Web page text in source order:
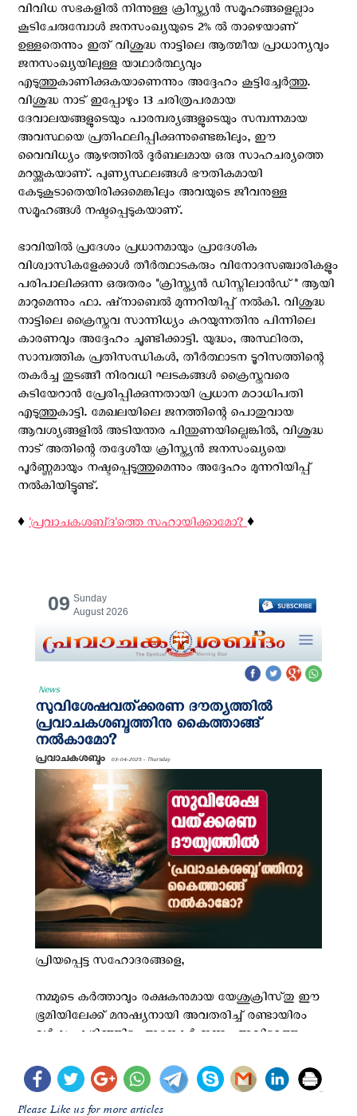
വിവിധ സഭകളില്‍ നിന്നുള്ള ക്രിസ്ത്യൻ സമൂഹങ്ങളെല്ലാം
കൂടിചേരുമ്പോള്‍ ജനസംഖ്യയുടെ 2% ൽ താഴെയാണ്
ഉള്ളതെന്നും ഇത് വിശുദ്ധ നാട്ടിലെ ആത്മീയ പ്രാധാന്യവും
ജനസംഖ്യയിലുള്ള യാഥാർത്ഥ്യവും
എടുത്തുകാണിക്കുകയാണെന്നും അദ്ദേഹം കൂട്ടിച്ചേര്‍ത്തു.
വിശുദ്ധ നാട് ഇപ്പോഴും 13 ചരിത്രപരമായ
ദേവാലയങ്ങളുടെയും പാരമ്പര്യങ്ങളുടെയും സമ്പന്നമായ
അവസ്ഥയെ പ്രതിഫലിപ്പിക്കുന്നുണ്ടെങ്കിലും, ഈ
വൈവിധ്യം ആഴത്തിൽ ദുർബലമായ ഒരു സാഹചര്യത്തെ
മറയ്ക്കുകയാണ്. പുണ്യസ്ഥലങ്ങൾ ഭൗതികമായി
കേടുകൂടാതെയിരിക്കുമെങ്കിലും അവയുടെ ജീവനുള്ള
സമൂഹങ്ങൾ നഷ്ടപ്പെടുകയാണ്.
ഭാവിയില്‍ പ്രദേശം പ്രധാനമായും പ്രാദേശിക
വിശ്വാസികളേക്കാൾ തീർത്ഥാടകരും വിനോദസഞ്ചാരികളും
പരിപാലിക്കുന്ന ഒരുതരം "ക്രിസ്ത്യൻ ഡിസ്നിലാൻഡ്" ആയി
മാറുമെന്നും ഫാ. ഷ്നാബെൽ മുന്നറിയിപ്പ് നൽകി. വിശുദ്ധ
നാട്ടിലെ ക്രൈസ്തവ സാന്നിധ്യം കുറയുന്നതിനു പിന്നിലെ
കാരണവും അദ്ദേഹം ചൂണ്ടിക്കാട്ടി. യുദ്ധം, അസ്ഥിരത,
സാമ്പത്തിക പ്രതിസന്ധികള്‍, തീർത്ഥാടന ടൂറിസത്തിന്റെ
തകർച്ച തുടങ്ങീ നിരവധി ഘടകങ്ങള്‍ ക്രൈസ്തവരെ
കുടിയേറാൻ പ്രേരിപ്പിക്കുന്നതായി പ്രധാന മഠാധിപതി
എടുത്തുകാട്ടി. മേഖലയിലെ ജനത്തിന്റെ പൊതുവായ
ആവശ്യങ്ങളില്‍ അടിയന്തര പിന്തുണയില്ലെങ്കിൽ, വിശുദ്ധ
നാട് അതിന്റെ തദ്ദേശീയ ക്രിസ്ത്യൻ ജനസംഖ്യയെ
പൂർണ്ണമായും നഷ്ടപ്പെടുത്തുമെന്നും അദ്ദേഹം മുന്നറിയിപ്പ്
നൽകിയിട്ടുണ്ട്.
♦️ 'പ്രവാചകശബ്‌ദ'ത്തെ സഹായിക്കാമോ?♦️
Please Like us for more articles